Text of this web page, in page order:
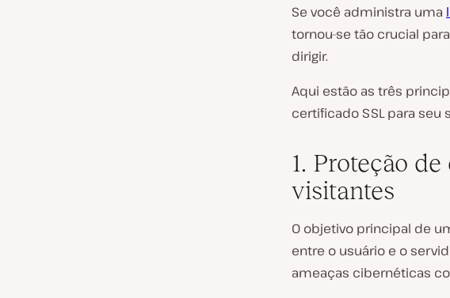
Se você administra uma
tornou-se tão crucial
dirigir.
Aqui estão as três
certificado SSL para seu
1. Proteção
visitantes
O objetivo principal de
entre o usuário e o
ameaças cibernéticas